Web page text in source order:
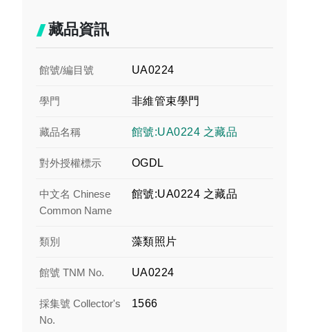
藏品資訊
館號/編目號 UA0224
學門 非維管束學門
藏品名稱 館號:UA0224 之藏品
對外授權標示 OGDL
中文名 Chinese
Common Name
館號:UA0224 之藏品
類別 藻類照片
館號 TNM No. UA0224
採集號 Collector's
No.
1566